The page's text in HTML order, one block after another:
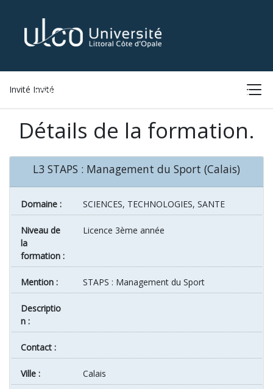
Invité Invité
ACCUEIL CONNEXION
Détails de la formation.
L3 STAPS : Management du Sport (Calais)
Domaine : SCIENCES, TECHNOLOGIES, SANTE
Niveau de
la
formation :
Licence 3ème année
Mention : STAPS : Management du Sport
Descriptio
n :
Contact :
ville : Calais